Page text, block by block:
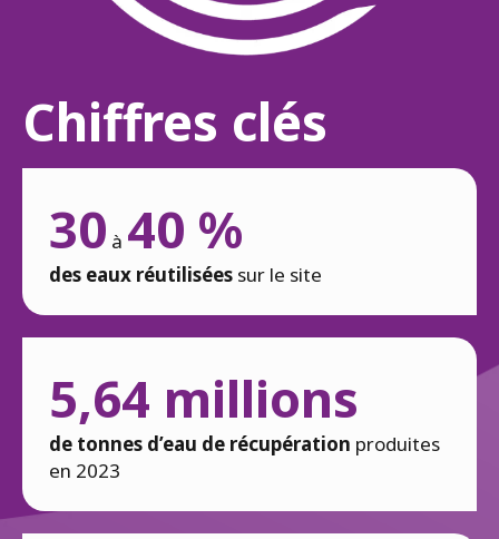
30 à 40 %
des eaux réutilisées sur le site
5,64 millions
de tonnes d’eau de récupération produites
en 2023
Chiffres clés